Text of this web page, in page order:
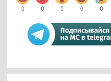
0 0 0 0 0